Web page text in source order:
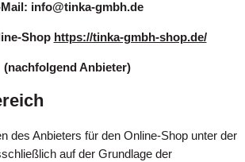
Mail: info@tinka-gmbh.de
Shop https://tinka-gmbh-shop.de/
(nachfolgend Anbieter)
Anbieters für den Online-Shop unter der
auf der Grundlage der